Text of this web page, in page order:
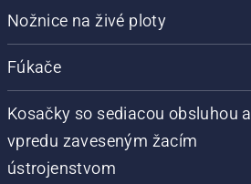
Nožnice na živé ploty
Fúkače
Kosačky so sediacou obsluhou a
vpredu zaveseným žacím
ústrojenstvom